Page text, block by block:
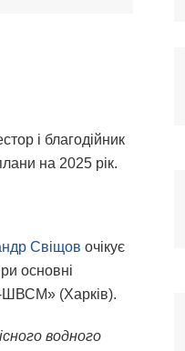
і благодійник
на 2025 рік.
Свіщов очікує
основні
ШВСМ» (Харків).
водного